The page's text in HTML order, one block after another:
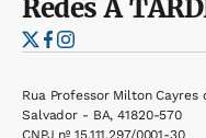
RedesA
Rua Professor Milton
Salvador - BA, 41820-570
CNPJ nº 15.111.297/0001-30